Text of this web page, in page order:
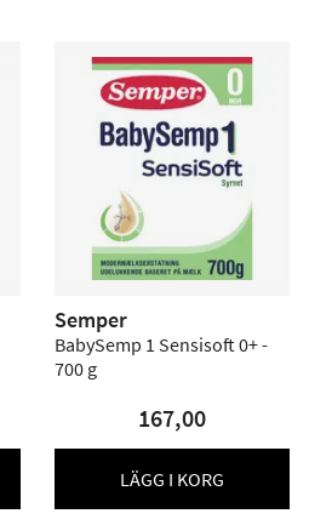
Semper
BabySemp 1 Sensisoft 0+ -
700 g
167,00
LÄGG I KORG